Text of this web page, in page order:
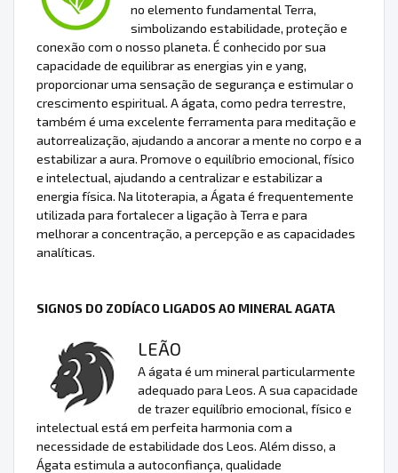
no elemento fundamental Terra,
simbolizando estabilidade, proteção e
conexão com o nosso planeta. É conhecido por sua
capacidade de equilibrar as energias yin e yang,
proporcionar uma sensação de segurança e estimular o
crescimento espiritual. A ágata, como pedra terrestre,
também é uma excelente ferramenta para meditação e
autorrealização, ajudando a ancorar a mente no corpo e a
estabilizar a aura. Promove o equilíbrio emocional, físico
e intelectual, ajudando a centralizar e estabilizar a
energia física. Na litoterapia, a Ágata é frequentemente
utilizada para fortalecer a ligação à Terra e para
melhorar a concentração, a percepção e as capacidades
analíticas.
SIGNOS DO ZODÍACO LIGADOS AO MINERAL AGATA
LEÃO
A ágata é um mineral particularmente
adequado para Leos. A sua capacidade
de trazer equilíbrio emocional, físico e
intelectual está em perfeita harmonia com a
necessidade de estabilidade dos Leos. Além disso, a
Ágata estimula a autoconfiança, qualidade